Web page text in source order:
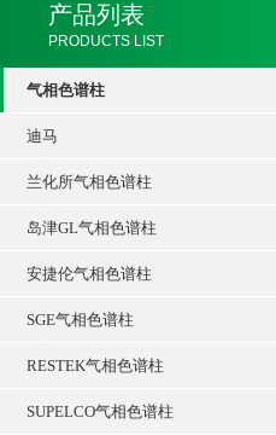
产品列表
PRODUCTS LIST
气相色谱柱
迪马
兰化所气相色谱柱
岛津GL气相色谱柱
安捷伦气相色谱柱
SGE气相色谱柱
RESTEK气相色谱柱
SUPELCO气相色谱柱